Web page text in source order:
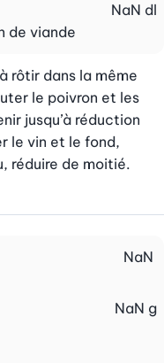
de viande
NaN dl
rôtir dans la même
le poivron et les
jusqu’à réduction
le vin et le fond,
réduire de moitié.
NaN
NaN g